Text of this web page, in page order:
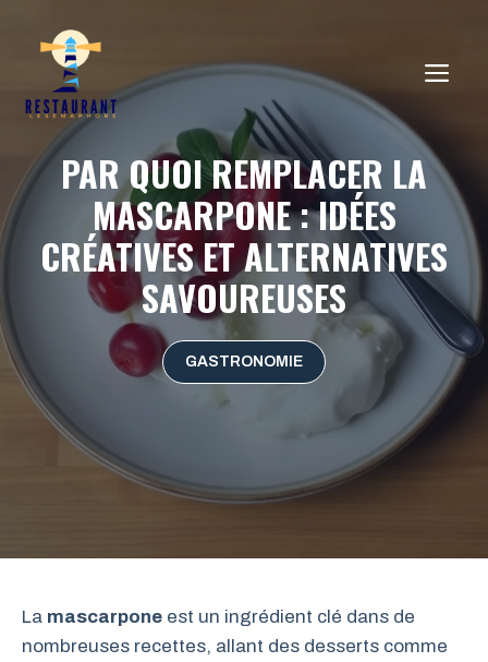
contenu
PAR QUOI REMPLACER LA
MASCARPONE : IDÉES
CRÉATIVES ET ALTERNATIVES
SAVOUREUSES
GASTRONOMIE
La mascarpone est un ingrédient clé dans de
nombreuses recettes, allant des desserts comme